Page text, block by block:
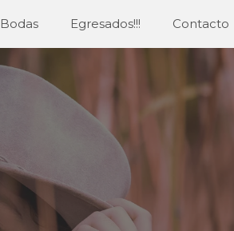
Bodas Egresados!!! Contacto